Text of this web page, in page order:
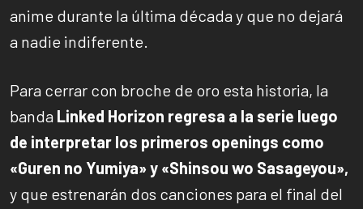
anime durante la última década y que no dejará
a nadie indiferente.
Para cerrar con broche de oro esta historia, la
banda Linked Horizon regresa a la serie luego
de interpretar los primeros openings como
«Guren no Yumiya» y «Shinsou wo Sasageyou»,
y que estrenarán dos canciones para el final del